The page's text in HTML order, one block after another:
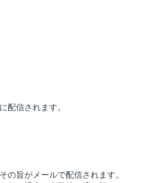
配信されます。
の旨がメールで配信されます。